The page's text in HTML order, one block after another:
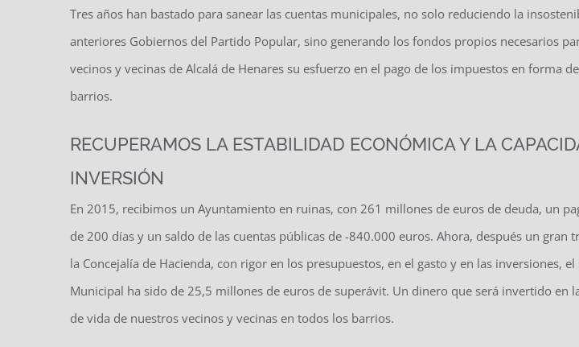
Tres años han bastado para sanear las cuentas municipales, no solo reduciendo la
anteriores Gobiernos del Partido Popular, sino generando los fondos propios necesarios
vecinos y vecinas de Alcalá de Henares su esfuerzo en el pago de los impuestos en forma
barrios.
RECUPERAMOS LA ESTABILIDAD ECONÓMICA Y LA
INVERSIÓN
En 2015, recibimos un Ayuntamiento en ruinas, con 261 millones de euros de deuda, un
de 200 días y un saldo de las cuentas públicas de -840.000 euros. Ahora, después un gran
la Concejalía de Hacienda, con rigor en los presupuestos, en el gasto y en las inversiones, el
Municipal ha sido de 25,5 millones de euros de superávit. Un dinero que será invertido en
de vida de nuestros vecinos y vecinas en todos los barrios.